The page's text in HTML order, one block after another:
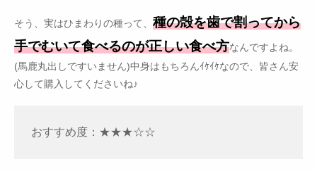
そう、実はひまわりの種って、 種の殻を歯で割ってから
手でむいて食べるのが正しい食べ方なんですよね。
(馬鹿丸出しですいません)中身はもちろんｲｹｲｹなので、皆さん安
心して購入してくださいね♪
おすすめ度：★★★☆☆